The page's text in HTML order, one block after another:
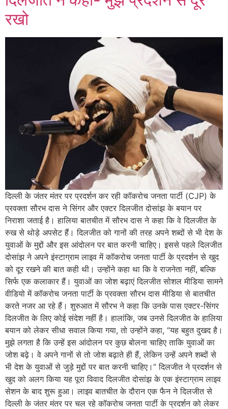
रखो
दिल्ली के जंतर मंतर पर प्रदर्शन कर रही कॉकरोच जनता पार्टी (CJP) के
प्रवक्ता सौरभ दास ने सिंगर और एक्टर दिलजीत दोसांझ के बयान पर
निराशा जताई है। हालिया बातचीत में सौरभ दास ने कहा कि वे दिलजीत के
रुख से थोड़े अपसेट हैं। दिलजीत को गानों की तरह अपने शब्दों से भी देश के
युवाओं के मुद्दों और इस आंदोलन पर बात करनी चाहिए। इससे पहले दिलजीत
दोसांझ ने अपने इंस्टाग्राम लाइव में कॉकरोच जनता पार्टी के प्रदर्शन से खुद
को दूर रखने की बात कही थी। उन्होंने कहा था कि वे राजनेता नहीं, बल्कि
सिर्फ एक कलाकार हैं। युवाओं का जोश बढ़ाएं दिलजीत सोशल मीडिया सामने
वीडियो में कॉकरोच जनता पार्टी के प्रवक्ता सौरभ दास मीडिया से बातचीत
करते नजर आ रहे हैं। शुरुआत में सौरभ ने कहा कि उनके पास एक्टर-सिंगर
दिलजीत के लिए कोई संदेश नहीं है। हालांकि, जब उनसे दिलजीत के हालिया
बयान को लेकर सीधा सवाल किया गया, तो उन्होंने कहा, “यह बहुत दुखद है।
मुझे लगता है कि उन्हें इस आंदोलन पर कुछ बोलना चाहिए ताकि युवाओं का
जोश बढ़े। वे अपने गानों से तो जोश बढ़ाते ही हैं, लेकिन उन्हें अपने शब्दों से
भी देश के युवाओं से जुड़े मुद्दों पर बात करनी चाहिए।” दिलजीत ने प्रदर्शन से
खुद को अलग किया यह पूरा विवाद दिलजीत दोसांझ के एक इंस्टाग्राम लाइव
सेशन के बाद शुरू हुआ। लाइव बातचीत के दौरान एक फैन ने दिलजीत से
दिल्ली के जंतर मंतर पर चल रहे कॉकरोच जनता पार्टी के प्रदर्शन को लेकर